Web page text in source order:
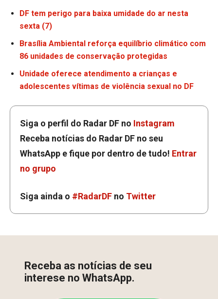
DF tem perigo para baixa umidade do ar nesta
sexta (7)
Brasília Ambiental reforça equilíbrio climático com
86 unidades de conservação protegidas
Unidade oferece atendimento a crianças e
adolescentes vítimas de violência sexual no DF
Siga o perfil do Radar DF no Instagram
Receba notícias do Radar DF no seu
WhatsApp e fique por dentro de tudo! Entrar
no grupo
Siga ainda o #RadarDF no Twitter
Receba as notícias de seu
interese no WhatsApp.